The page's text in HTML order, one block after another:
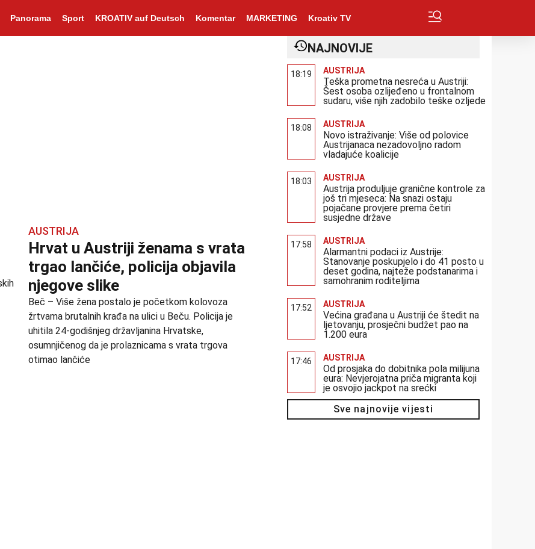
Panorama Sport KROATIV auf Deutsch Komentar MARKETING Kroativ TV
AUSTRIJA
Hrvat u Austriji ženama s vrata
trgao lančiće, policija objavila
njegove slike
Beč – Više žena postalo je početkom kolovoza
žrtvama brutalnih krađa na ulici u Beču. Policija je
uhitila 24-godišnjeg državljanina Hrvatske,
osumnjičenog da je prolaznicama s vrata trgova
otimao lančiće
NAJNOVIJE
18:19 AUSTRIJA
Teška prometna nesreća u Austriji:
Šest osoba ozlijeđeno u frontalnom
sudaru, više njih zadobilo teške ozljede
18:08 AUSTRIJA
Novo istraživanje: Više od polovice
Austrijanaca nezadovoljno radom
vladajuće koalicije
18:03 AUSTRIJA
Austrija produljuje granične kontrole za
još tri mjeseca: Na snazi ostaju
pojačane provjere prema četiri
susjedne države
17:58 AUSTRIJA
Alarmantni podaci iz Austrije:
Stanovanje poskupjelo i do 41 posto u
deset godina, najteže podstanarima i
samohranim roditeljima
17:52 AUSTRIJA
Većina građana u Austriji će štedit na
ljetovanju, prosječni budžet pao na
1.200 eura
17:46 AUSTRIJA
Od prosjaka do dobitnika pola milijuna
eura: Nevjerojatna priča migranta koji
je osvojio jackpot na srećki
Sve najnovije vijesti